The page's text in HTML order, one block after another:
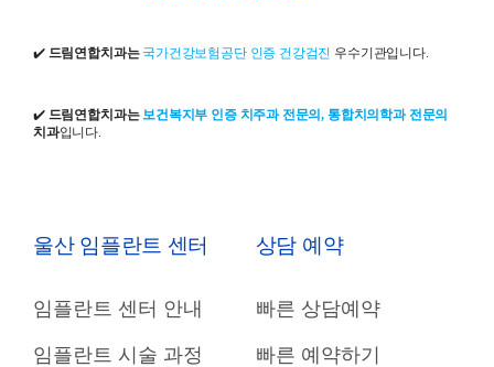
✔️ 드림연합치과는 국가건강보험공단 인증 건강검진 우수기관입니다.
✔️ 드림연합치과는 보건복지부 인증 치주과 전문의, 통합치의학과 전문의
치과입니다.
울산 임플란트 센터
임플란트 센터 안내
임플란트 시술 과정
상담 예약
빠른 상담예약
빠른 예약하기